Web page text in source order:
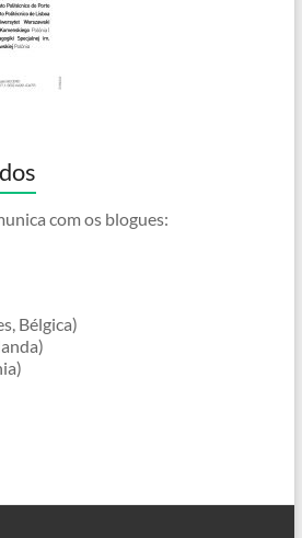
com os blogues:
Bélgica)